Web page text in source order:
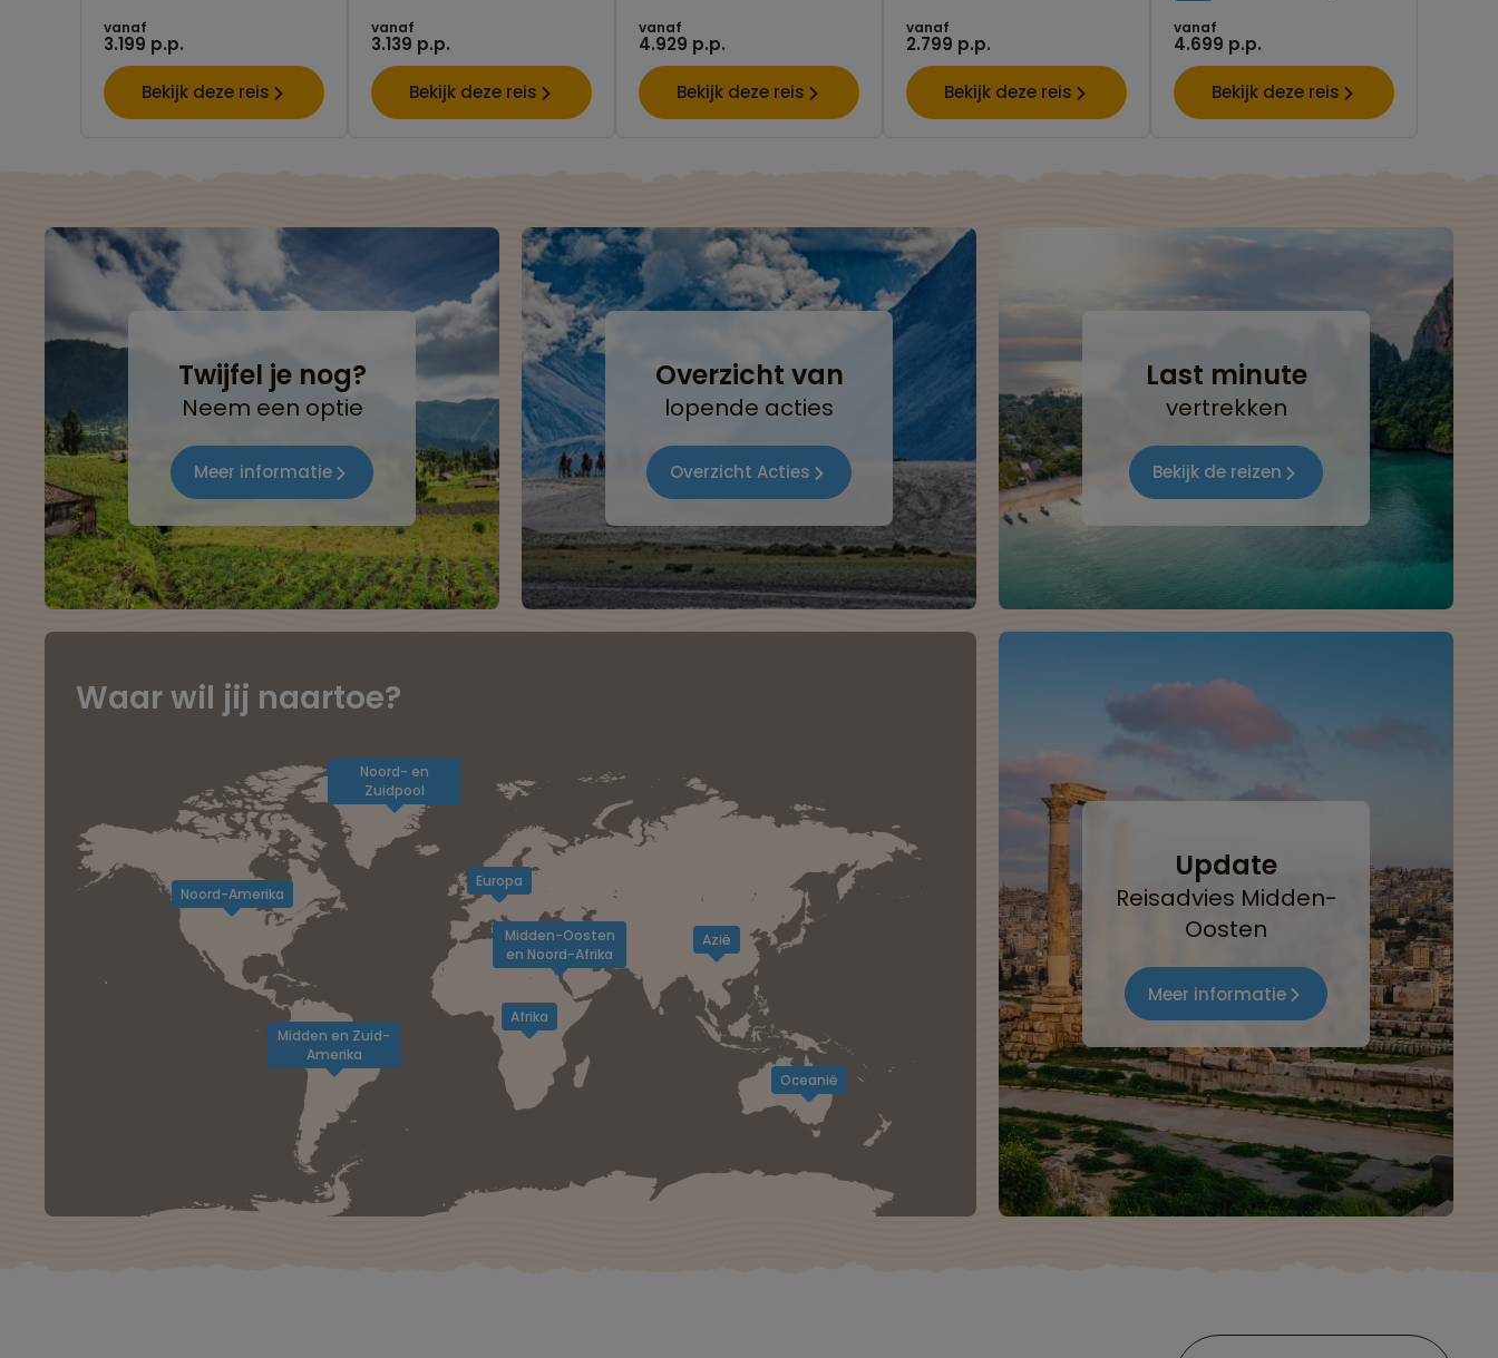
vanaf
3.199 p.p.
Bekijk deze reis
vanaf
3.139 p.p.
Bekijk deze reis
vanaf
4.929 p.p.
Bekijk deze reis
vanaf
2.799 p.p.
Bekijk deze reis
vanaf
4.699 p.p.
Bekijk deze reis
Twijfel je nog?
Neem een optie
Meer informatie
Overzicht van
lopende acties
Overzicht Acties
Last minute
vertrekken
Bekijk de reizen
Waar wil jij naartoe?
Azië
Afrika
Midden en Zuid-
Amerika
Midden-Oosten
en Noord-Afrika
Noord-Amerika
Europa
Oceanië
Noord- en
Zuidpool
Update
Reisadvies Midden-
Oosten
Meer informatie